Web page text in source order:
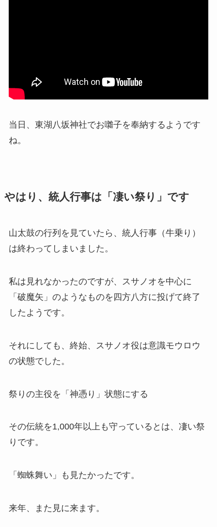
当日、東湖八坂神社でお囃子を奉納するようです
ね。
やはり、統人行事は「凄い祭り」です
山太鼓の行列を見ていたら、統人行事（牛乗り）
は終わってしまいました。
私は見れなかったのですが、スサノオを中心に
「破魔矢」のようなものを四方八方に投げて終了
したようです。
それにしても、終始、スサノオ役は意識モウロウ
の状態でした。
祭りの主役を「神憑り」状態にする
その伝統を1,000年以上 も守っているとは、 凄い祭
り です。
「蜘蛛舞い」も見たかったです。
来年、また見に来ます。